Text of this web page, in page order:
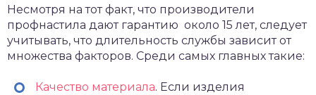
Несмотря на тот факт, что производители
профнастила дают гарантию около 15 лет, следует
учитывать, что длительность службы зависит от
множества факторов. Среди самых главных такие:
Качество материала. Если изделия